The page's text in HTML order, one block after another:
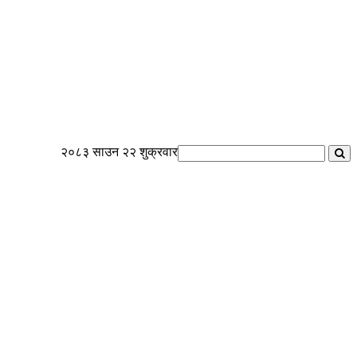
२०८३ साउन २२ शुक्रवार